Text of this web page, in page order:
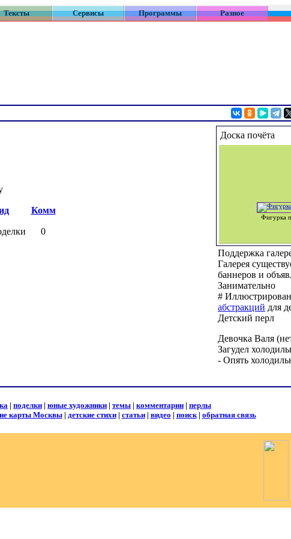
Тексты Сервисы Программы Разное
Комм
0
Доска почёта
Фигурка
Поддержка
Галерея
баннеров и
Занимательно
#
абстракций для
Детский перл
Девочка Валя
Загудел
- Опять
| поделки | юные художники | темы | комментарии | перлы
карты Москвы| детские стихи| статьи| видео | поиск| обратная связь